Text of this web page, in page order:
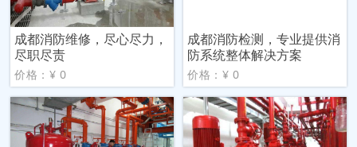
成都消防维修，尽心尽力，
尽职尽责
价格：¥ 0
成都消防检测，专业提供消
防系统整体解决方案
价格：¥ 0